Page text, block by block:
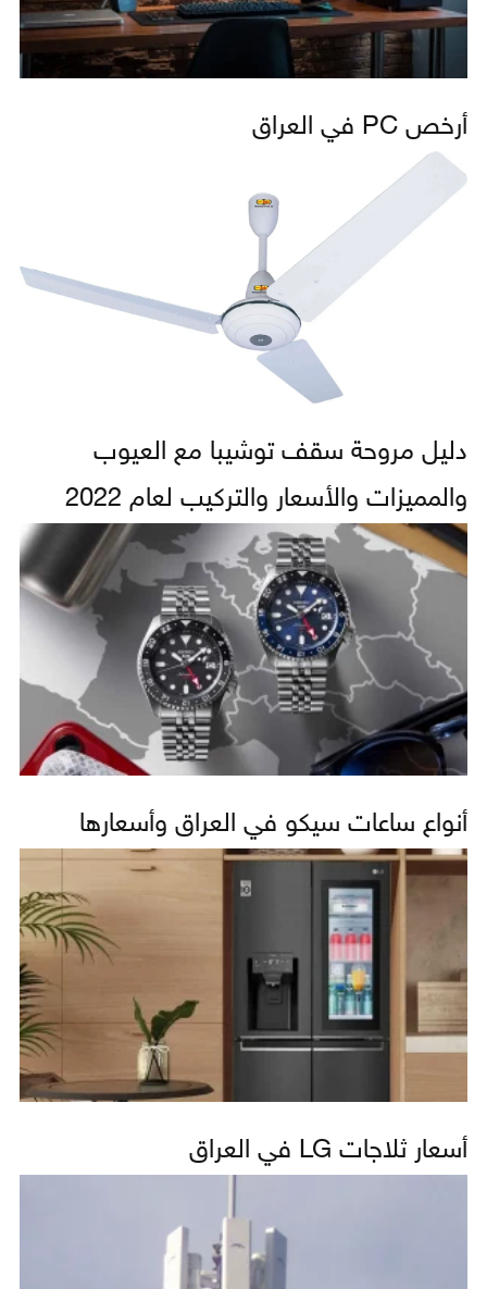
أرخص PC في العراق
دليل مروحة سقف توشيبا مع العيوب
والمميزات والأسعار والتركيب لعام 2022
أنواع ساعات سيكو في العراق وأسعارها
أسعار ثلاجات LG في العراق